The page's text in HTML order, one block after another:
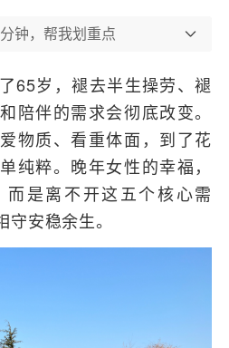
钟，帮我划重点
65岁，褪去半生操劳、褪
陪伴的需求会彻底改变。
物质、看重体面，到了花
纯粹。晚年女性的幸福，
是离不开这五个核心需
安稳余生。